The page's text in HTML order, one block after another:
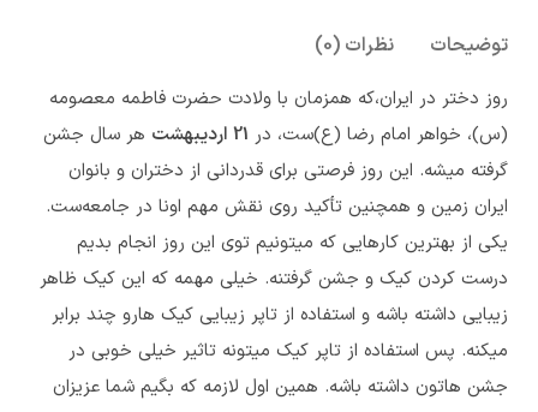
توضیحات نظرات (0)
روز دختر در ایران،که همزمان با ولادت حضرت فاطمه معصومه
(س)، خواهر امام رضا (ع)ست، در 21 اردیبهشت
هر سال جشن
گرفته میشه. این روز فرصتی برای قدردانی از دختران و بانوان
ایران زمین و همچنین تأکید روی نقش مهم اونا در جامعه‌ست.
یکی از بهترین کارهایی که میتونیم توی این روز انجام بدیم
درست کردن کیک و جشن گرفتنه. خیلی مهمه که این کیک ظاهر
زیبایی داشته باشه و استفاده از تاپر زیبایی کیک هارو چند برابر
میکنه. پس استفاده از تاپر کیک میتونه تاثیر خیلی خوبی در
جشن هاتون داشته باشه. همین اول لازمه که بگیم شما عزیزان